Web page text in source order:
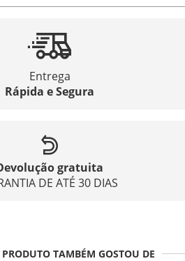
Entrega
Rápida e Segura
gratuita
DE ATÉ 30 DIAS
TAMBÉM GOSTOU DE